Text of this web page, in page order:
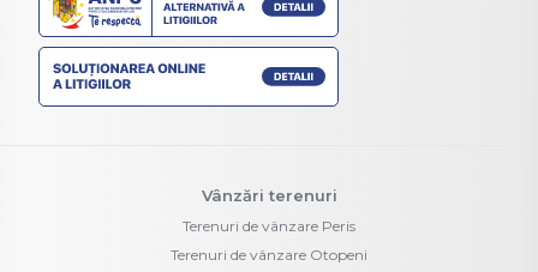
Vânzări terenuri
Terenuri de vânzare Peris
Terenuri de vânzare Otopeni